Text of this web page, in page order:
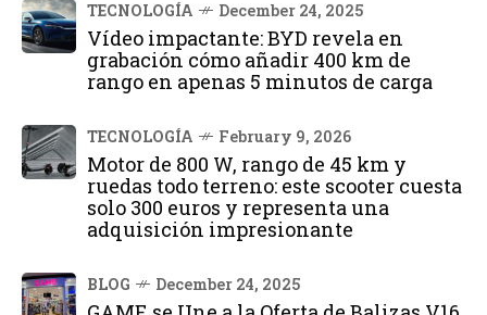
TECNOLOGÍA December 24, 2025
Vídeo impactante: BYD revela en
grabación cómo añadir 400 km de
rango en apenas 5 minutos de carga
TECNOLOGÍA February 9, 2026
Motor de 800 W, rango de 45 km y
ruedas todo terreno: este scooter cuesta
solo 300 euros y representa una
adquisición impresionante
BLOG December 24, 2025